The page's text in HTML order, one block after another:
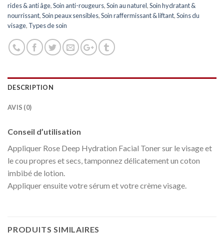
rides & anti âge,Soin anti-rougeurs,Soin au naturel,Soin hydratant &
nourrissant,Soin peaux sensibles,Soin raffermissant & liftant,Soins du
visage, Types de soin
DESCRIPTION
AVIS (0)
Conseil d’utilisation
Appliquer Rose Deep Hydration Facial Toner sur le visage et
le cou propres et secs, tamponnez délicatement un coton
imbibé de lotion.
Appliquer ensuite votre sérum et votre crème visage.
PRODUITS SIMILAIRES